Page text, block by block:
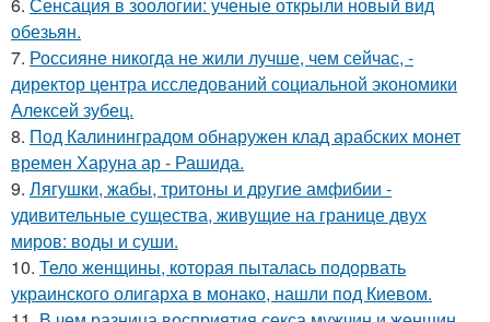
обезьян.
7. Россияне никогда не жили лучше, чем сейчас, -
директор центра исследований социальной экономики
Алексей зубец.
8. Под Калининградом обнаружен клад арабских монет
времен Харуна ар - Рашида.
9. Лягушки, жабы, тритоны и другие амфибии -
удивительные существа, живущие на границе двух
миров: воды и суши.
10. Тело женщины, которая пыталась подорвать
украинского олигарха в монако, нашли под Киевом.